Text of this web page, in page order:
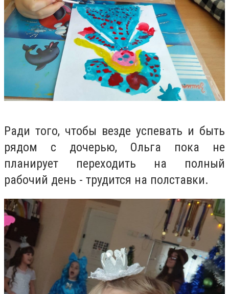
Ради того, чтобы везде успевать и быть
рядом с дочерью, Ольга пока не
планирует переходить на полный
рабочий день - трудится на полставки.